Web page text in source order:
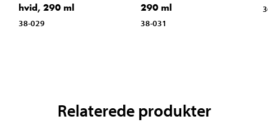
hvid, 290 ml
38-029
290 ml
38-031
Relaterede produkter